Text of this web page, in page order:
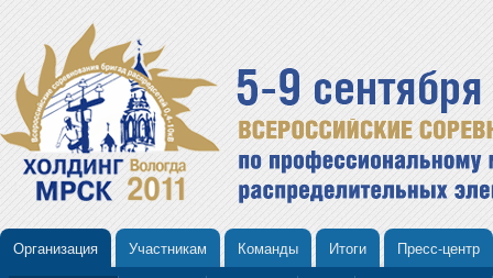
Организация Участникам Команды Итоги Пресс-центр